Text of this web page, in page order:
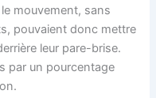
mouvement, sans
pouvaient donc mettre
leur pare-brise.
par un pourcentage